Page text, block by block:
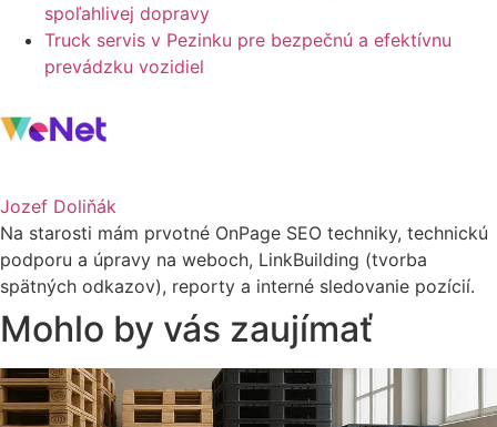
spoľahlivej dopravy
Truck servis v Pezinku pre bezpečnú a efektívnu
prevádzku vozidiel
Jozef Doliňák
Na starosti mám prvotné OnPage SEO techniky, technickú
podporu a úpravy na weboch, LinkBuilding (tvorba
spätných odkazov), reporty a interné sledovanie pozícií.
Mohlo by vás zaujímať